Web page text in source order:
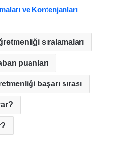
ve Kontenjanları
sıralamaları
puanları
başarı sırası